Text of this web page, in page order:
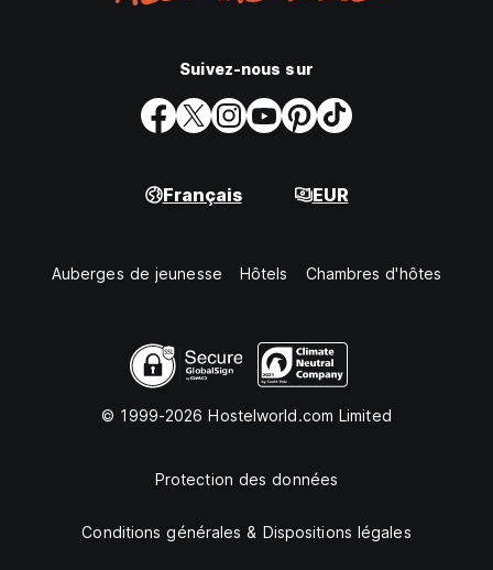
Suivez-nous sur
Français EUR
Auberges de jeunesse Hôtels Chambres d'hôtes
© 1999-2026 Hostelworld.com Limited
Protection des données
Conditions générales & Dispositions légales